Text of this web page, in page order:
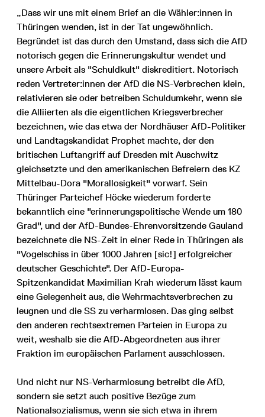
„Dass wir uns mit einem Brief an die Wähler:innen in
Thüringen wenden, ist in der Tat ungewöhnlich.
Begründet ist das durch den Umstand, dass sich die AfD
notorisch gegen die Erinnerungskultur wendet und
unsere Arbeit als "Schuldkult" diskreditiert. Notorisch
reden Vertreter:innen der AfD die NS-Verbrechen klein,
relativieren sie oder betreiben Schuldumkehr, wenn sie
die Alliierten als die eigentlichen Kriegsverbrecher
bezeichnen, wie das etwa der Nordhäuser AfD-Politiker
und Landtagskandidat Prophet machte, der den
britischen Luftangriff auf Dresden mit Auschwitz
gleichsetzte und den amerikanischen Befreiern des KZ
Mittelbau-Dora "Morallosigkeit" vorwarf. Sein
Thüringer Parteichef Höcke wiederum forderte
bekanntlich eine "erinnerungspolitische Wende um 180
Grad", und der AfD-Bundes-Ehrenvorsitzende Gauland
bezeichnete die NS-Zeit in einer Rede in Thüringen als
"Vogelschiss in über 1000 Jahren [sic!] erfolgreicher
deutscher Geschichte". Der AfD-Europa-
Spitzenkandidat Maximilian Krah wiederum lässt kaum
eine Gelegenheit aus, die Wehrmachtsverbrechen zu
leugnen und die SS zu verharmlosen. Das ging selbst
den anderen rechtsextremen Parteien in Europa zu
weit, weshalb sie die AfD-Abgeordneten aus ihrer
Fraktion im europäischen Parlament ausschlossen.
Und nicht nur NS-Verharmlosung betreibt die AfD,
sondern sie setzt auch positive Bezüge zum
Nationalsozialismus, wenn sie sich etwa in ihrem